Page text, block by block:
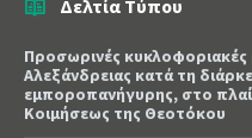
Δελτία Τύπου
Προσωρινές κυκλοφοριακές
Αλεξάνδρειας κατά τη
εμποροπανήγυρης, στο
Κοιμήσεως της Θεοτόκου